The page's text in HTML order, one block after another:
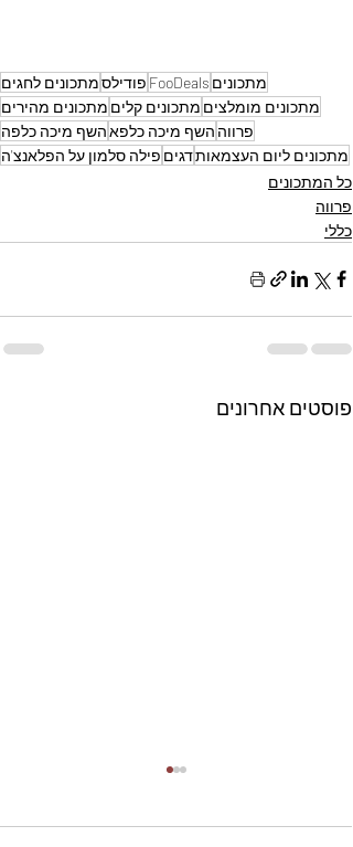
מתכונים FooDeals פודילסמתכונים לחגים
מתכונים מומלצים מתכונים קלים מתכונים מהירים
פרווה השף מיכה כלפאהשף מיכה כלפה
מתכונים ליום העצמאותדגים פילה סלמון על הפלאנצ'ה
כל המתכונים
פרווה
כללי
פוסטים אחרונים